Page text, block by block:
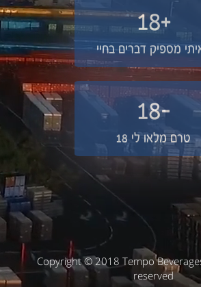
+18
מספיק דברים בחיי
-18
טרם מלאו לי 18
Copyright © 2018 Tempo
reserved